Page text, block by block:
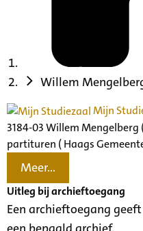
Willem Mengelberg
Mijn
3184-03 Willem Mengelberg
partituren ( Haags
Meer...
Uitleg bij archieftoegang
Een archieftoegang